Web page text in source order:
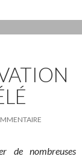
de nombreuses